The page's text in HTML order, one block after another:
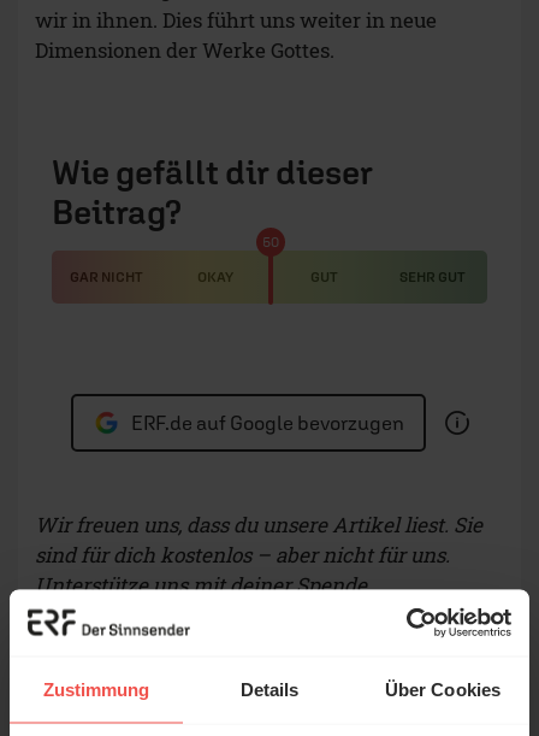
Zustimmung Details Über Cookies
wir in ihnen. Dies führt uns weiter in neue
Dimensionen der Werke Gottes.
Wie gefällt dir dieser
Beitrag?
GAR NICHT OKAY GUT SEHR GUT
50
ERF.de auf Google bevorzugen
Wir freuen uns, dass du unsere Artikel liest. Sie
sind für dich kostenlos – aber nicht für uns.
Unterstütze uns mit deiner Spende.